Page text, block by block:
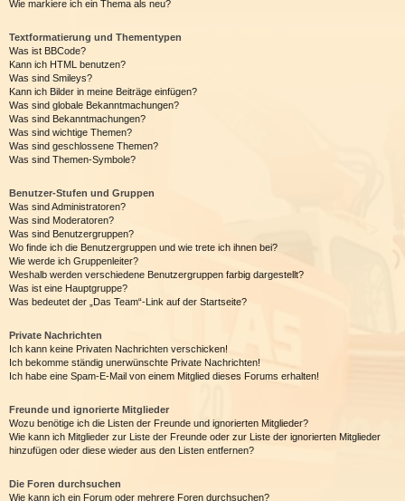
Wie markiere ich ein Thema als neu?
Textformatierung und Thementypen
Was ist BBCode?
Kann ich HTML benutzen?
Was sind Smileys?
Kann ich Bilder in meine Beiträge einfügen?
Was sind globale Bekanntmachungen?
Was sind Bekanntmachungen?
Was sind wichtige Themen?
Was sind geschlossene Themen?
Was sind Themen-Symbole?
Benutzer-Stufen und Gruppen
Was sind Administratoren?
Was sind Moderatoren?
Was sind Benutzergruppen?
Wo finde ich die Benutzergruppen und wie trete ich ihnen bei?
Wie werde ich Gruppenleiter?
Weshalb werden verschiedene Benutzergruppen farbig dargestellt?
Was ist eine Hauptgruppe?
Was bedeutet der „Das Team“-Link auf der Startseite?
Private Nachrichten
Ich kann keine Privaten Nachrichten verschicken!
Ich bekomme ständig unerwünschte Private Nachrichten!
Ich habe eine Spam-E-Mail von einem Mitglied dieses Forums erhalten!
Freunde und ignorierte Mitglieder
Wozu benötige ich die Listen der Freunde und ignorierten Mitglieder?
Wie kann ich Mitglieder zur Liste der Freunde oder zur Liste der ignorierten Mitglieder
hinzufügen oder diese wieder aus den Listen entfernen?
Die Foren durchsuchen
Wie kann ich ein Forum oder mehrere Foren durchsuchen?